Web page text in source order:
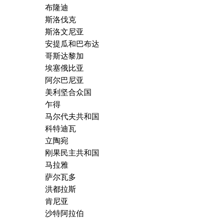
布隆迪
斯洛伐克
斯洛文尼亚
安提瓜和巴布达
哥斯达黎加
埃塞俄比亚
阿尔巴尼亚
美利坚合众国
乍得
马尔代夫共和国
科特迪瓦
立陶宛
刚果民主共和国
马拉雅
萨尔瓦多
洪都拉斯
肯尼亚
沙特阿拉伯